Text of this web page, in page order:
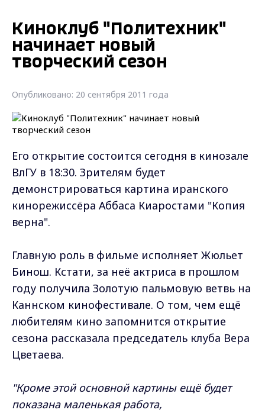
Киноклуб "Политехник"
начинает новый
творческий сезон
Опубликовано: 20 сентября 2011 года
Его открытие состоится сегодня в кинозале
ВлГУ в 18:30. Зрителям будет
демонстрироваться картина иранского
кинорежиссёра Аббаса Киаростами "Копия
верна".
Главную роль в фильме исполняет Жюльет
Бинош. Кстати, за неё актриса в прошлом
году получила Золотую пальмовую ветвь на
Каннском кинофестивале. О том, чем ещё
любителям кино запомнится открытие
сезона рассказала председатель клуба Вера
Цветаева.
"Кроме этой основной картины ещё будет
показана маленькая работа,